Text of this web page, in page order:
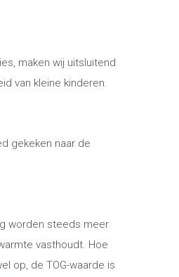
maken wij uitsluitend
van kleine kinderen.
gekeken naar de
worden steeds meer
vasthoudt. Hoe
op, de TOG-waarde is